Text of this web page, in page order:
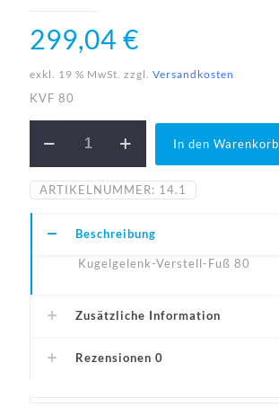
299,04 €
exkl. 19 % MwSt. zzgl. Versandkosten
KVF 80
80-
Menge
In den Warenkorb
ARTIKELNUMMER: 14.1
Beschreibung
Kugelgelenk-Verstell-Fuß 80
Zusätzliche Information
Rezensionen 0